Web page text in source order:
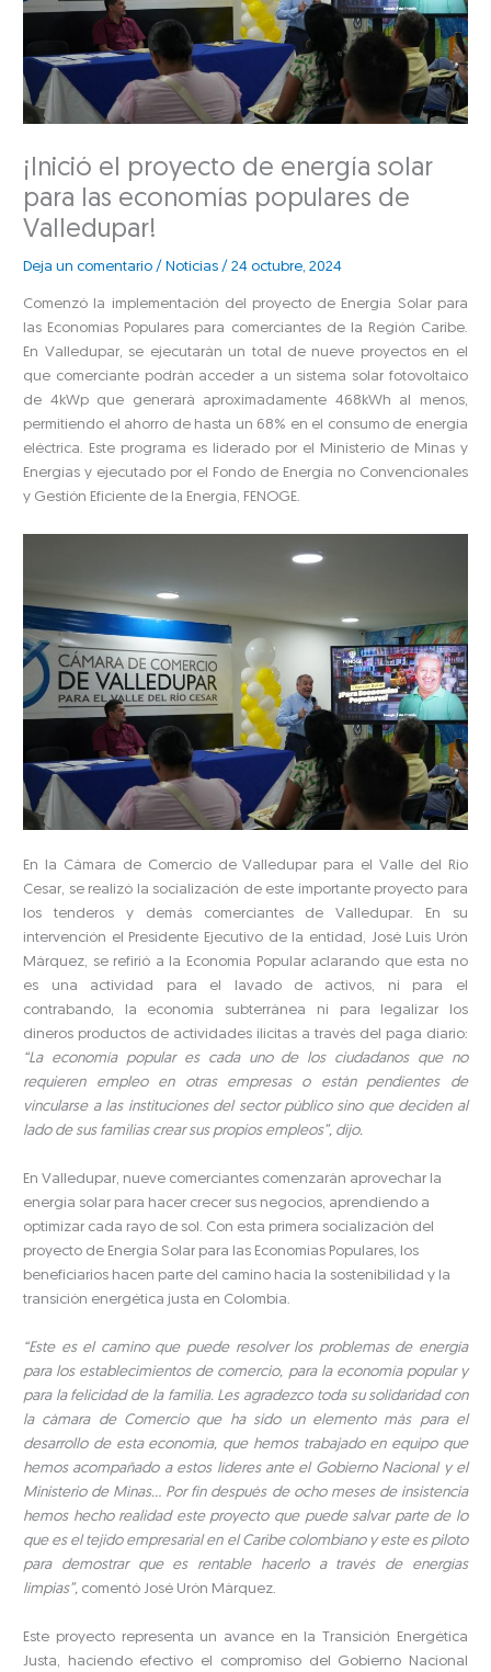
¡Inició el proyecto de energía solar
para las economías populares de
Valledupar!
Deja un comentario / Noticias /24 octubre, 2024
Comenzó la implementación del proyecto de Energía Solar para
las Economías Populares para comerciantes de la Región Caribe.
En Valledupar, se ejecutarán un total de nueve proyectos en el
que comerciante podrán acceder a un sistema solar fotovoltaico
de 4kWp que generará aproximadamente 468kWh al menos,
permitiendo el ahorro de hasta un 68% en el consumo de energía
eléctrica. Este programa es liderado por el Ministerio de Minas y
Energías y ejecutado por el Fondo de Energía no Convencionales
y Gestión Eficiente de la Energía, FENOGE.
En la Cámara de Comercio de Valledupar para el Valle del Río
Cesar, se realizó la socialización de este importante proyecto para
los tenderos y demás comerciantes de Valledupar. En su
intervención el Presidente Ejecutivo de la entidad, José Luis Urón
Márquez, se refirió a la Economía Popular aclarando que esta no
es una actividad para el lavado de activos, ni para el
contrabando, la economía subterránea ni para legalizar los
dineros productos de actividades ilícitas a través del paga diario:
“La economía popular es cada uno de los ciudadanos que no
requieren empleo en otras empresas o están pendientes de
vincularse a las instituciones del sector público sino que deciden al
lado de sus familias crear sus propios empleos”, dijo.
En Valledupar, nueve comerciantes comenzarán aprovechar la
energía solar para hacer crecer sus negocios, aprendiendo a
optimizar cada rayo de sol. Con esta primera socialización del
proyecto de Energía Solar para las Economías Populares, los
beneficiarios hacen parte del camino hacia la sostenibilidad y la
transición energética justa en Colombia.
“Este es el camino que puede resolver los problemas de energía
para los establecimientos de comercio, para la economía popular y
para la felicidad de la familia. Les agradezco toda su solidaridad con
la cámara de Comercio que ha sido un elemento más para el
desarrollo de esta economía, que hemos trabajado en equipo que
hemos acompañado a estos líderes ante el Gobierno Nacional y el
Ministerio de Minas… Por fin después de ocho meses de insistencia
hemos hecho realidad este proyecto que puede salvar parte de lo
que es el tejido empresarial en el Caribe colombiano y este es piloto
para demostrar que es rentable hacerlo a través de energías
limpias”, comentó José Urón Márquez.
Este proyecto representa un avance en la Transición Energética
Justa, haciendo efectivo el compromiso del Gobierno Nacional